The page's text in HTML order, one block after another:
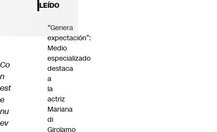
Co
n
est
e
nu
ev
LEÍDO
“Genera
expectación”:
Medio
especializado
destaca
a
la
actriz
Mariana
di
Girolamo